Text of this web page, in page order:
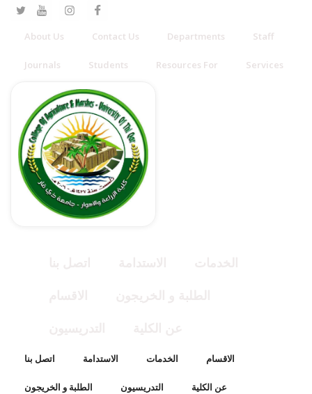
About Us Contact Us Departments Staff
Journals Students Resources For Services
اتصل بنا الاستدامة الخدمات الاقسام
الطلبة و الخريجون التدريسيون عن الكلية